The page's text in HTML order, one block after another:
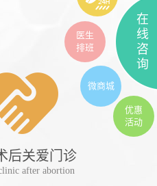
后关爱门诊
after abortion
在
线
咨
询
医生
排班
微商城
优惠
活动